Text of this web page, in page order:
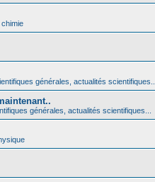
chimie
générales, actualités scientifiques...
générales, actualités scientifiques...